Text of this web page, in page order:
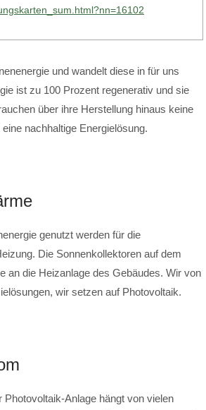
und wandelt diese in für uns
ist zu 100 Prozent regenerativ und sie
über ihre Herstellung hinaus keine
nachhaltige Energielösung.
genutzt werden für die
Die Sonnenkollektoren auf dem
an die Heizanlage des Gebäudes. Wir von
wir setzen auf Photovoltaik.
Photovoltaik-Anlage hängt von vielen